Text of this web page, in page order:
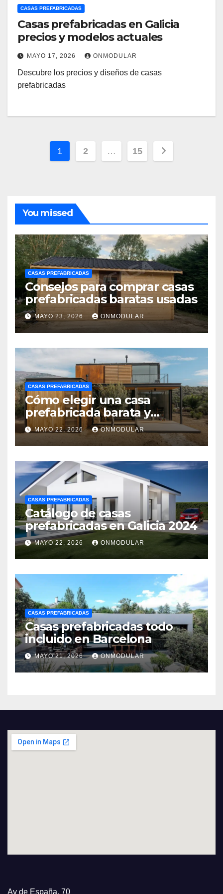
CASAS PREFABRICADAS
Casas prefabricadas en Galicia
precios y modelos actuales
MAYO 17, 2026 ONMODULAR
Descubre los precios y diseños de casas
prefabricadas
Paginación
1 2 … 15
You missed
CASAS PREFABRICADAS
Consejos para comprar casas
prefabricadas baratas usadas
MAYO 23, 2026 ONMODULAR
CASAS PREFABRICADAS
Cómo elegir una casa
prefabricada barata y
moderna
MAYO 22, 2026 ONMODULAR
CASAS PREFABRICADAS
Catálogo de casas
prefabricadas en Galicia 2024
MAYO 22, 2026 ONMODULAR
CASAS PREFABRICADAS
Casas prefabricadas todo
incluido en Barcelona
MAYO 21, 2026 ONMODULAR
Av de España, 70